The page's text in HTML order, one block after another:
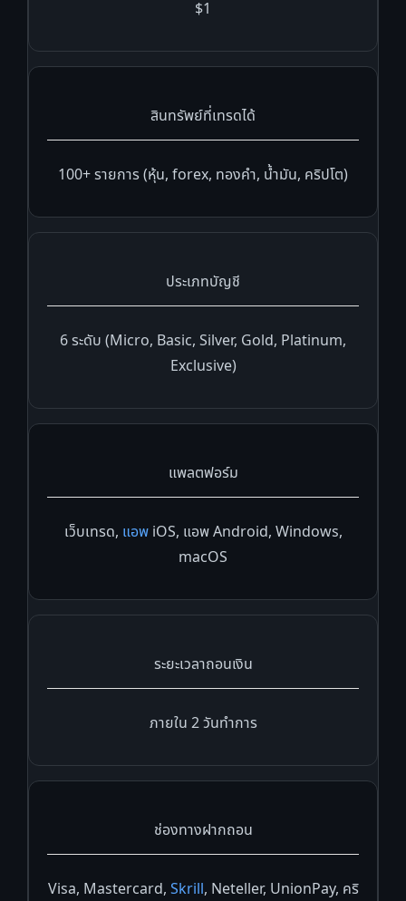
$1
สินทรัพย์ที่เทรดได้
100+ รายการ (หุ้น, forex, ทองคำ, น้ำมัน, คริปโต)
ประเภทบัญชี
6 ระดับ (Micro, Basic, Silver, Gold, Platinum,
Exclusive)
แพลตฟอร์ม
เว็บเทรด, แอพiOS, แอพ Android, Windows,
macOS
ระยะเวลาถอนเงิน
ภายใน 2 วันทำการ
ช่องทางฝากถอน
Visa, Mastercard, Skrill, Neteller, UnionPay, คริ